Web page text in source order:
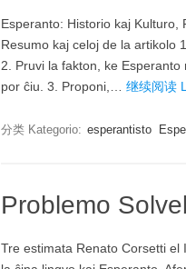
Esperanto: Historio kaj Kulturo,
Resumo kaj celoj de la artikolo
2. Pruvi la fakton, ke
por ĉiu. 3. Proponi,… 继续阅读
分类 Kategorio: esperantisto
Problemo
Tre estimata Renato Corsetti